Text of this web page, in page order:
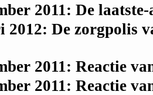
2011: De
2012: De zorgpolis
2011: Reactie
2011: Reactie